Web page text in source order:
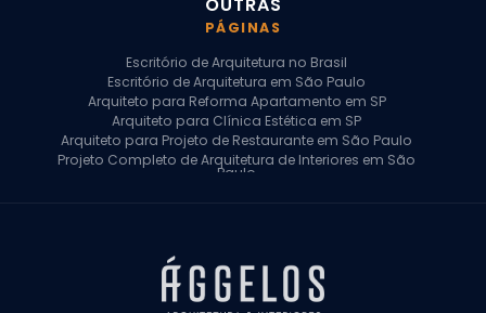
OUTRAS
PÁGINAS
Escritório de Arquitetura no Brasil
Escritório de Arquitetura em São Paulo
Arquiteto para Reforma Apartamento em SP
Arquiteto para Clínica Estética em SP
Arquiteto para Projeto de Restaurante em São Paulo
Projeto Completo de Arquitetura de Interiores em São
Paulo
Arquiteto para Projeto Comercial em São Paulo
Arquiteto Comercial
Arquiteto para Reforma de Apartamento